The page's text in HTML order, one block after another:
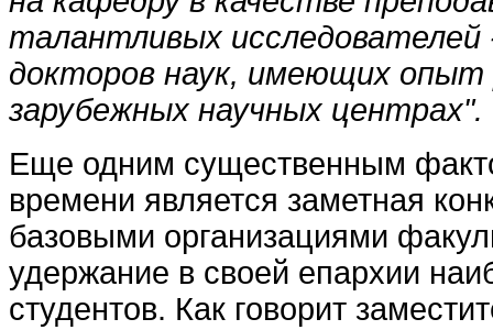
талантливых исследователей
докторов наук, имеющих
зарубежных научных центрах".
Еще одним существенным
времени является заметная
базовыми организациями
удержание в своей епархии
студентов. Как говорит